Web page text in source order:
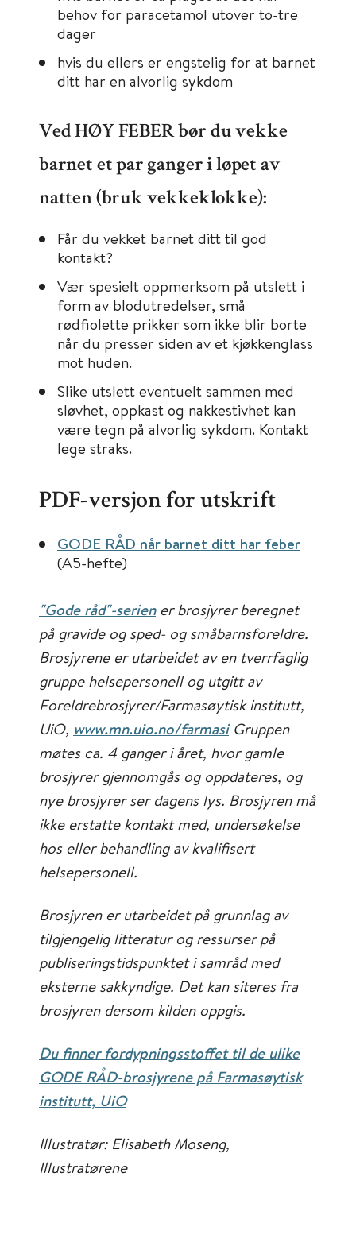
behov for paracetamol utover to-tre
dager
hvis du ellers er engstelig for at barnet
ditt har en alvorlig sykdom
Ved HØY FEBER bør du vekke
barnet et par ganger i løpet av
natten (bruk vekkeklokke):
Får du vekket barnet ditt til god
kontakt?
Vær spesielt oppmerksom på utslett i
form av blodutredelser, små
rødfiolette prikker som ikke blir borte
når du presser siden av et kjøkkenglass
mot huden.
Slike utslett eventuelt sammen med
sløvhet, oppkast og nakkestivhet kan
være tegn på alvorlig sykdom. Kontakt
lege straks.
PDF-versjon for utskrift
GODE RÅD når barnet ditt har feber
(A5-hefte)
"Gode råd"-seriener brosjyrer beregnet
på gravide og sped- og småbarnsforeldre.
Brosjyrene er utarbeidet av en tverrfaglig
gruppe helsepersonell og utgitt av
Foreldrebrosjyrer/Farmasøytisk institutt,
UiO, www.mn.uio.no/farmasiGruppen
møtes ca. 4 ganger i året, hvor gamle
brosjyrer gjennomgås og oppdateres, og
nye brosjyrer ser dagens lys. Brosjyren må
ikke erstatte kontakt med, undersøkelse
hos eller behandling av kvalifisert
helsepersonell.
Brosjyren er utarbeidet på grunnlag av
tilgjengelig litteratur og ressurser på
publiseringstidspunktet i samråd med
eksterne sakkyndige. Det kan siteres fra
brosjyren dersom kilden oppgis.
Du finner fordypningsstoffet til de ulike
GODE RÅD-brosjyrene på Farmasøytisk
institutt, UiO
Illustratør: Elisabeth Moseng,
Illustratørene